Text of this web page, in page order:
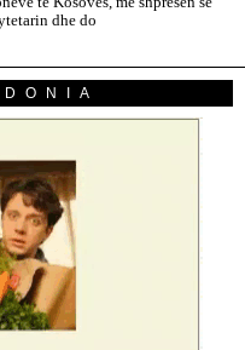
dhe do